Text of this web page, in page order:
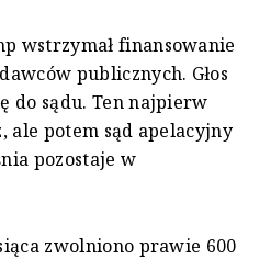
wstrzymał finansowanie
publicznych. Głos
do sądu. Ten najpierw
ale potem sąd apelacyjny
pozostaje w
zwolniono prawie 600